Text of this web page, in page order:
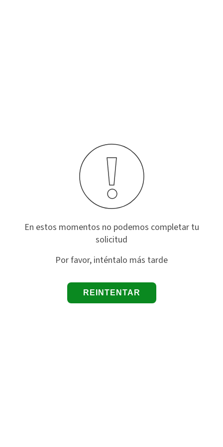
En estos momentos no podemos completar tu
solicitud
Por favor, inténtalo más tarde
REINTENTAR